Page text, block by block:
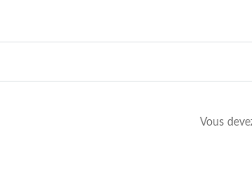
Vous